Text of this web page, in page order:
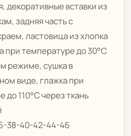
декоративные вставки из
задняя часть с
ластовица из хлопка
при температуре до 30°C
режиме, сушка в
виде, глажка при
до 110°C через ткань
38-40-42-44-46